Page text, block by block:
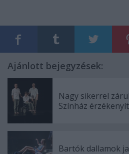
Ajánlott bejegyzések:
Nagy sikerrel
Színház
Bartók dallamok